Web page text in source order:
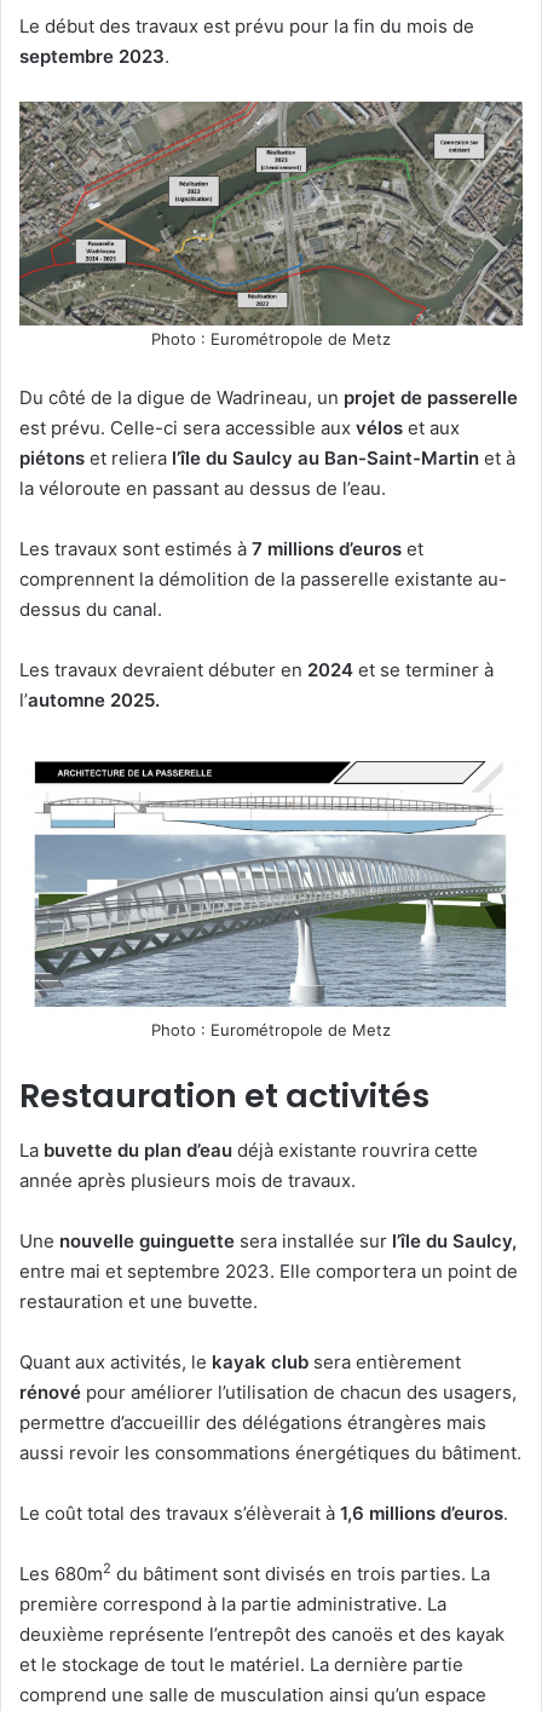
Le début des travaux est prévu pour la fin du mois de
septembre 2023.
Photo : Eurométropole de Metz
Du côté de la digue de Wadrineau, un projet de passerelle
est prévu. Celle-ci sera accessible aux vélos et aux
piétons et reliera l’île du Saulcy au Ban-Saint-Martin et à
la véloroute en passant au dessus de l’eau.
Les travaux sont estimés à 7 millions d’euros et
comprennent la démolition de la passerelle existante au-
dessus du canal.
Les travaux devraient débuter en 2024 et se terminer à
l’automne 2025.
Photo : Eurométropole de Metz
Restauration et activités
La buvette du plan d’eau déjà existante rouvrira cette
année après plusieurs mois de travaux.
Une nouvelle guinguette sera installée sur l’île du Saulcy,
entre mai et septembre 2023. Elle comportera un point de
restauration et une buvette.
Quant aux activités, le kayak club sera entièrement
rénové pour améliorer l’utilisation de chacun des usagers,
permettre d’accueillir des délégations étrangères mais
aussi revoir les consommations énergétiques du bâtiment.
Le coût total des travaux s’élèverait à 1,6 millions d’euros.
Les 680m2 du bâtiment sont divisés en trois parties. La
première correspond à la partie administrative. La
deuxième représente l’entrepôt des canoës et des kayak
et le stockage de tout le matériel. La dernière partie
comprend une salle de musculation ainsi qu’un espace